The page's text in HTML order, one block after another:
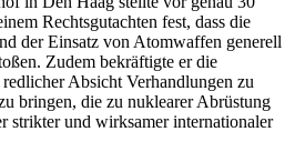
Rechtsgutachten fest, dass die
der Einsatz von Atomwaffen generell
Zudem bekräftigte er die
Absicht Verhandlungen zu
bringen, die zu nuklearer Abrüstung
strikter und wirksamer internationaler